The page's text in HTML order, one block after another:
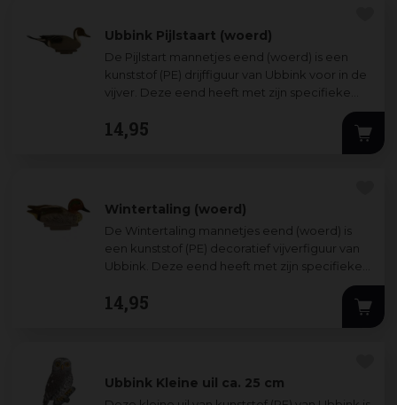
Ubbink Pijlstaart (woerd)
De Pijlstart mannetjes eend (woerd) is een
kunststof (PE) drijffiguur van Ubbink voor in de
vijver. Deze eend heeft met zijn specifieke
14,95
Wintertaling (woerd)
De Wintertaling mannetjes eend (woerd) is
een kunststof (PE) decoratief vijverfiguur van
Ubbink. Deze eend heeft met zijn specifieke
14,95
Ubbink Kleine uil ca. 25 cm